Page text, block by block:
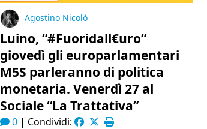
Agostino Nicolò
Luino, “#Fuoridall€uro”
giovedì gli europarlamentari
M5S parleranno di politica
monetaria. Venerdì 27 al
Sociale “La Trattativa”
0| Condividi: